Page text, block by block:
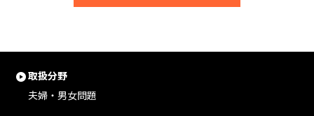
取扱分野
夫婦・男女問題